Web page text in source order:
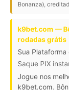
Bonanza),
k9bet.com —
rodadas grátis
Sua
Saque PIX
Jogue nos
k9bet.com.